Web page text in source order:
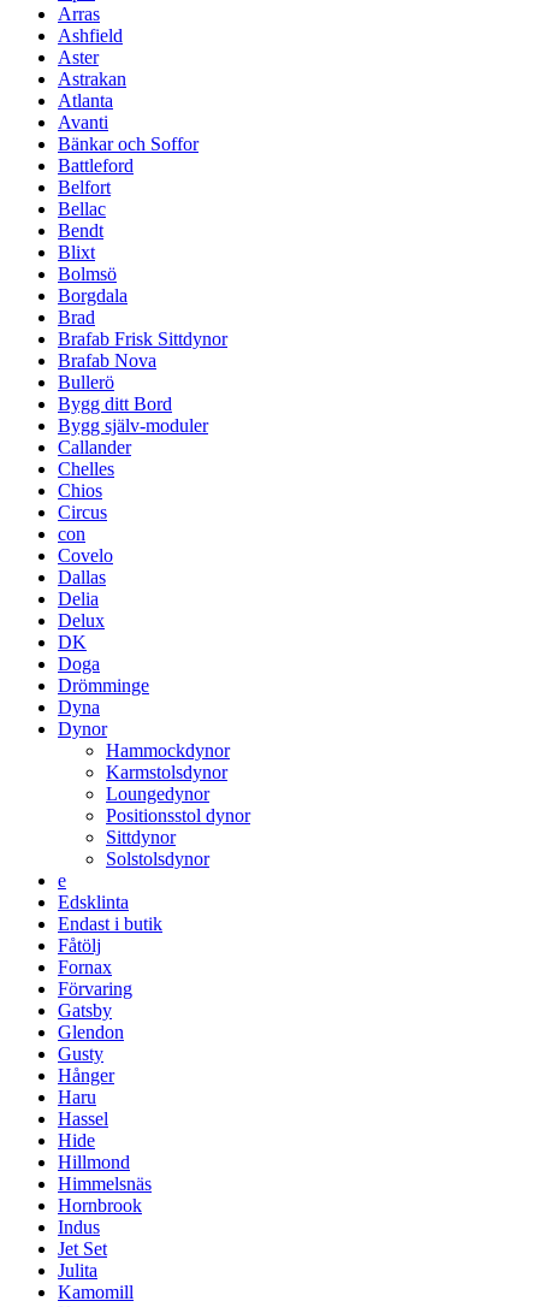
Arras
Ashfield
Aster
Astrakan
Atlanta
Avanti
Bänkar och Soffor
Battleford
Belfort
Bellac
Bendt
Blixt
Bolmsö
Borgdala
Brad
Brafab Frisk Sittdynor
Brafab Nova
Bullerö
Bygg ditt Bord
Bygg själv-moduler
Callander
Chelles
Chios
Circus
con
Covelo
Dallas
Delia
Delux
DK
Doga
Drömminge
Dyna
Dynor
Hammockdynor
Karmstolsdynor
Loungedynor
Positionsstol dynor
Sittdynor
Solstolsdynor
e
Edsklinta
Endast i butik
Fåtölj
Fornax
Förvaring
Gatsby
Glendon
Gusty
Hånger
Haru
Hassel
Hide
Hillmond
Himmelsnäs
Hornbrook
Indus
Jet Set
Julita
Kamomill